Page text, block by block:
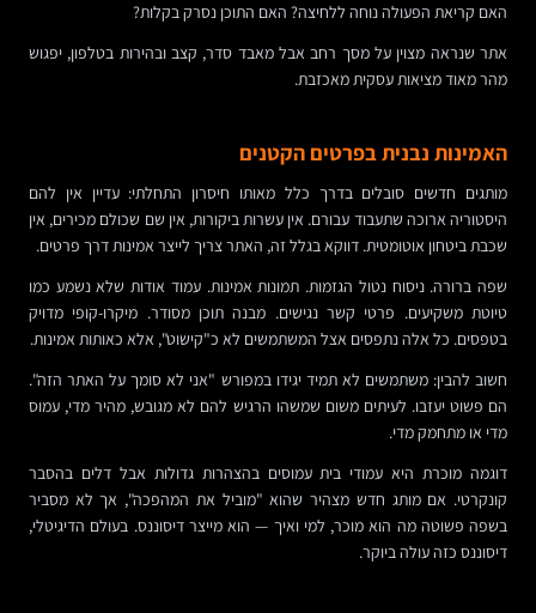
האם קריאת הפעולה נוחה ללחיצה? האם התוכן נסרק בקלות?
אתר שנראה מצוין על מסך רחב אבל מאבד סדר, קצב ובהירות בטלפון, יפגוש
מהר מאוד מציאות עסקית מאכזבת.
האמינות נבנית בפרטים הקטנים
מותגים חדשים סובלים בדרך כלל מאותו חיסרון התחלתי: עדיין אין להם
היסטוריה ארוכה שתעבוד עבורם. אין עשרות ביקורות, אין שם שכולם מכירים, אין
שכבת ביטחון אוטומטית. דווקא בגלל זה, האתר צריך לייצר אמינות דרך פרטים.
שפה ברורה. ניסוח נטול הגזמות. תמונות אמינות. עמוד אודות שלא נשמע כמו
טיוטת משקיעים. פרטי קשר נגישים. מבנה תוכן מסודר. מיקרו-קופי מדויק
בטפסים. כל אלה נתפסים אצל המשתמשים לא כ"קישוט", אלא כאותות אמינות.
חשוב להבין: משתמשים לא תמיד יגידו במפורש "אני לא סומך על האתר הזה".
הם פשוט יעזבו. לעיתים משום שמשהו הרגיש להם לא מגובש, מהיר מדי, עמוס
מדי או מתחמק מדי.
דוגמה מוכרת היא עמודי בית עמוסים בהצהרות גדולות אבל דלים בהסבר
קונקרטי. אם מותג חדש מצהיר שהוא "מוביל את המהפכה", אך לא מסביר
בשפה פשוטה מה הוא מוכר, למי ואיך — הוא מייצר דיסוננס. בעולם הדיגיטלי,
דיסוננס כזה עולה ביוקר.